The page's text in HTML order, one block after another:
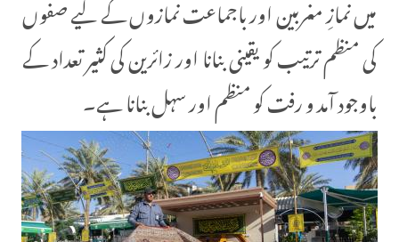
میں نمازِ مغربین اور باجماعت نمازوں کے لیے صفوں
کی منظم ترتیب کو یقینی بنانا اور زائرین کی کثیر تعداد کے
باوجود آمد و رفت کو منظم اور سہل بنانا ہے۔